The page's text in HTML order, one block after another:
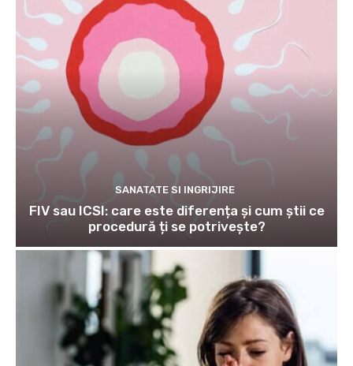
SANATATE SI INGRIJIRE
FIV sau ICSI: care este diferența și cum știi ce
procedură ți se potrivește?